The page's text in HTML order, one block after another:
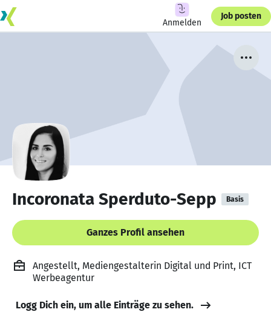
Anmelden
Job posten
Incoronata Sperduto-Sepp Basis
Ganzes Profil ansehen
Angestellt, Mediengestalterin Digital und Print, ICT
Werbeagentur
Logg Dich ein, um alle Einträge zu sehen.